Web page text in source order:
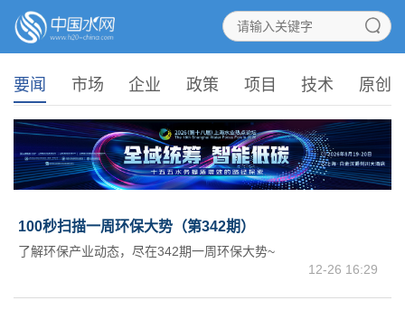
要闻 市场 企业 政策 项目 技术 原创
100秒扫描一周环保大势（第342期）
了解环保产业动态，尽在342期一周环保大势~
12-26 16:29